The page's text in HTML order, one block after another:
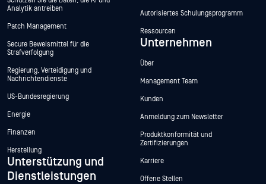
Analytik antreiben
Patch Management
Secure Beweismittel für die
Strafverfolgung
Regierung, Verteidigung und
Nachrichtendienste
US-Bundesregierung
Energie
Finanzen
Herstellung
Unterstützung und
Dienstleistungen
Autorisiertes Schulungsprogramm
Ressourcen
Unternehmen
Über
Management Team
Kunden
Anmeldung zum Newsletter
Produktkonformität und
Zertifizierungen
Karriere
Offene Stellen